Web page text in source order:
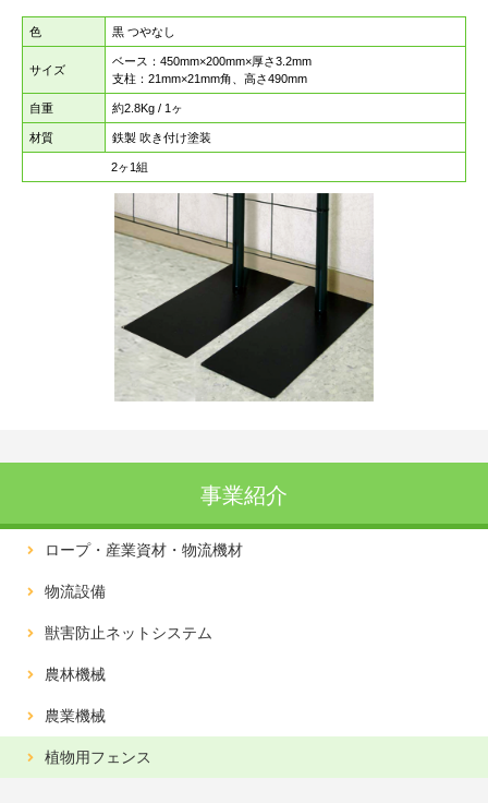
色 黒 つやなし
サイズ
ベース：450mm×200mm×厚さ3.2mm
支柱：21mm×21mm角、高さ490mm
自重 約2.8Kg / 1ヶ
材質 鉄製 吹き付け塗装
2ヶ1組
事業紹介
ロープ・産業資材・物流機材
物流設備
獣害防止ネットシステム
農林機械
農業機械
植物用フェンス